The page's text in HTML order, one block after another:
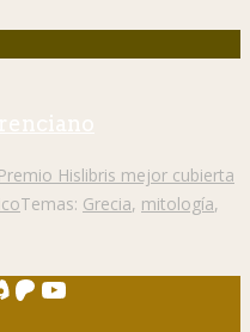
Premio Hislibris mejor cubierta
Temas: Grecia, mitología,
Patreon
YouTube